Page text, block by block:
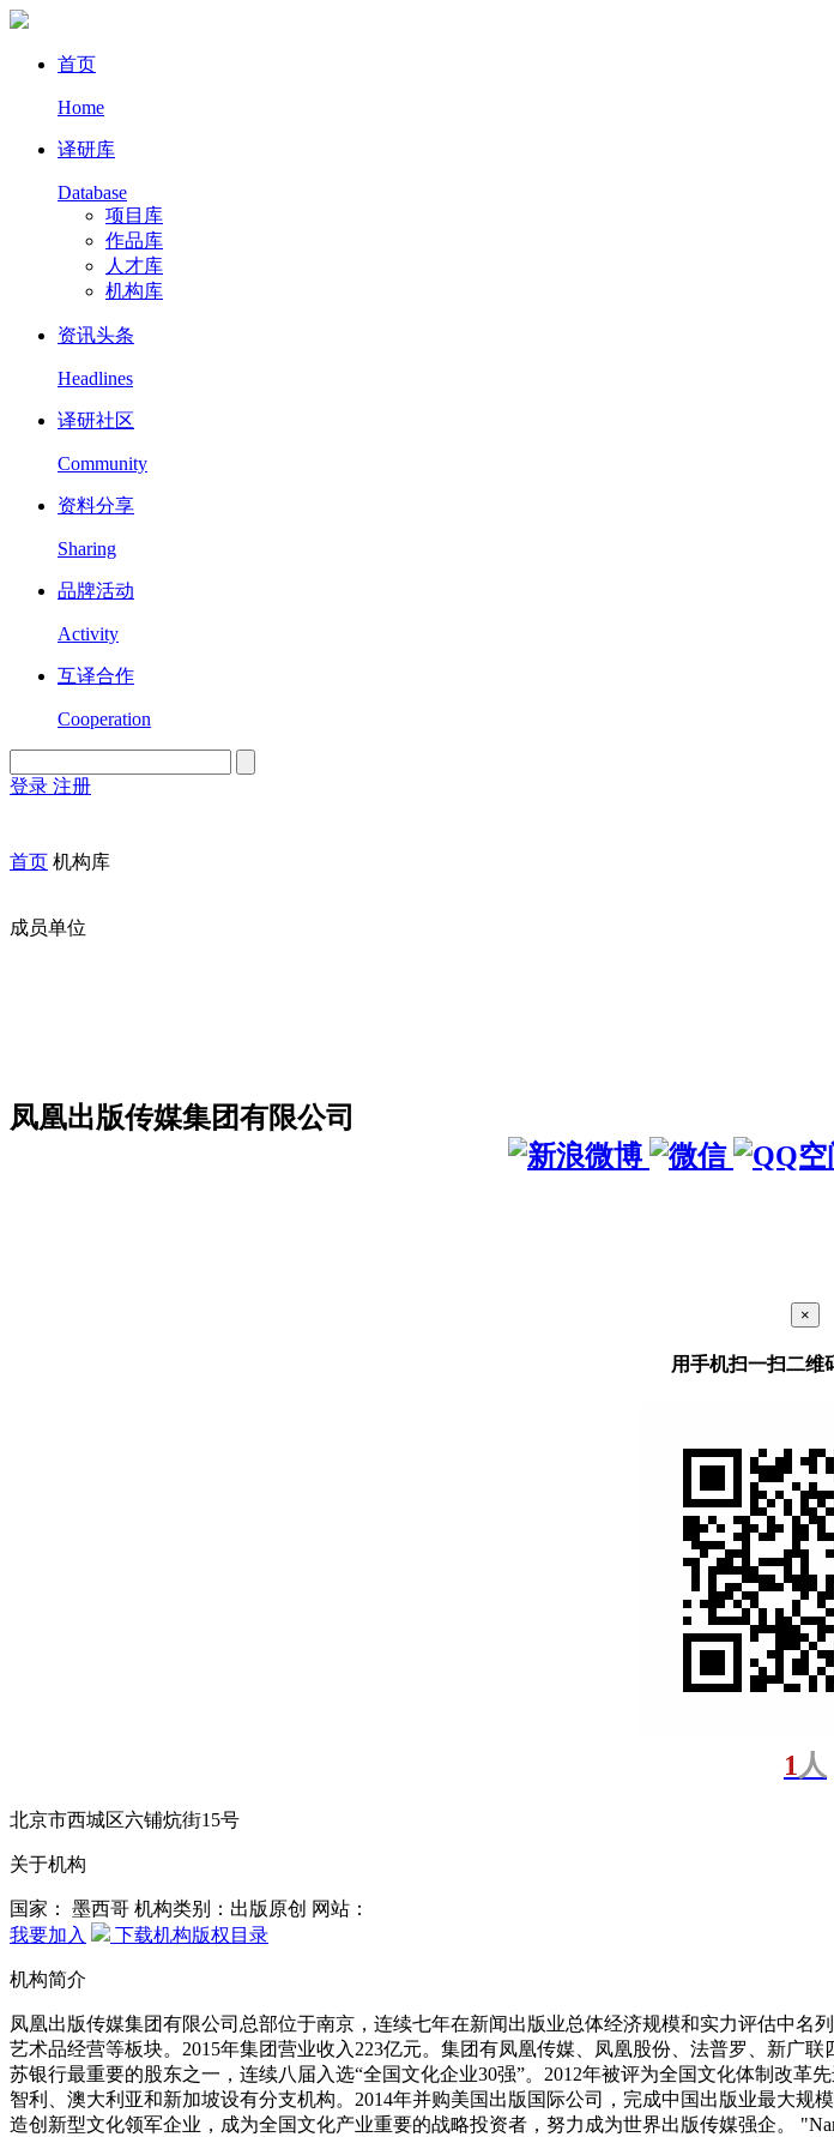
首页
Home
译研库
Database
项目库
作品库
人才库
机构库
资讯头条
Headlines
译研社区
Community
资料分享
Sharing
品牌活动
Activity
互译合作
Cooperation
登录 注册
首页 机构库
成员单位
凤凰出版传媒集团有限公司
×
用手机扫一扫二维
1人
北京市西城区六铺炕街15号
关于机构
国家： 墨西哥 机构类别：出版原创 网站：
我要加入
下载机构版权目录
机构简介
凤凰出版传媒集团有限公司总部位于南京，连续七年在新闻出版业总体经济规模和实力评估中名
艺术品经营等板块。2015年集团营业收入223亿元。集团有凤凰传媒、凤凰股份、法普罗、新广
苏银行最重要的股东之一，连续八届入选“全国文化企业30强”。2012年被评为全国文化体制改革
智利、澳大利亚和新加坡设有分支机构。2014年并购美国出版国际公司，完成中国出版业最大
造创新型文化领军企业，成为全国文化产业重要的战略投资者，努力成为世界出版传媒强企。